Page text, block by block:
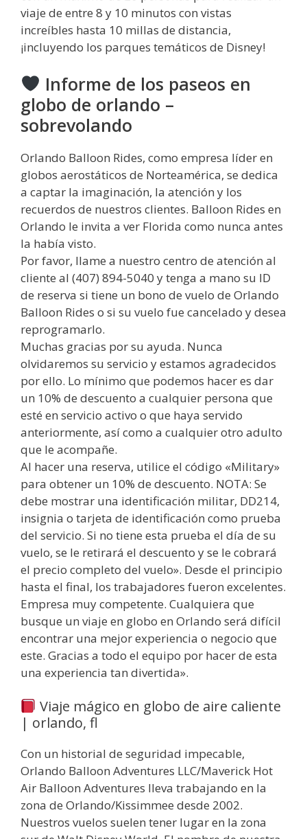
viaje de entre 8 y 10 minutos con vistas
increíbles hasta 10 millas de distancia,
¡incluyendo los parques temáticos de Disney!
Informe de los paseos en
globo de orlando –
sobrevolando
Orlando Balloon Rides, como empresa líder en
globos aerostáticos de Norteamérica, se dedica
a captar la imaginación, la atención y los
recuerdos de nuestros clientes. Balloon Rides en
Orlando le invita a ver Florida como nunca antes
la había visto.
Por favor, llame a nuestro centro de atención al
cliente al (407) 894-5040 y tenga a mano su ID
de reserva si tiene un bono de vuelo de Orlando
Balloon Rides o si su vuelo fue cancelado y desea
reprogramarlo.
Muchas gracias por su ayuda. Nunca
olvidaremos su servicio y estamos agradecidos
por ello. Lo mínimo que podemos hacer es dar
un 10% de descuento a cualquier persona que
esté en servicio activo o que haya servido
anteriormente, así como a cualquier otro adulto
que le acompañe.
Al hacer una reserva, utilice el código «Military»
para obtener un 10% de descuento. NOTA: Se
debe mostrar una identificación militar, DD214,
insignia o tarjeta de identificación como prueba
del servicio. Si no tiene esta prueba el día de su
vuelo, se le retirará el descuento y se le cobrará
el precio completo del vuelo». Desde el principio
hasta el final, los trabajadores fueron excelentes.
Empresa muy competente. Cualquiera que
busque un viaje en globo en Orlando será difícil
encontrar una mejor experiencia o negocio que
este. Gracias a todo el equipo por hacer de esta
una experiencia tan divertida».
Viaje mágico en globo de aire caliente
| orlando, fl
Con un historial de seguridad impecable,
Orlando Balloon Adventures LLC/Maverick Hot
Air Balloon Adventures lleva trabajando en la
zona de Orlando/Kissimmee desde 2002.
Nuestros vuelos suelen tener lugar en la zona